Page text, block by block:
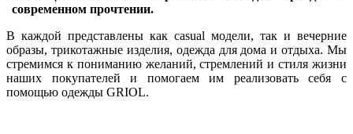
современном прочтении.
В каждой представлены как casual модели, так и вечерние
образы, трикотажные изделия, одежда для дома и отдыха. Мы
стремимся к пониманию желаний, стремлений и стиля жизни
наших покупателей и помогаем им реализовать себя с
помощью одежды GRIOL.